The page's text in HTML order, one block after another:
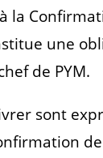
la
une
de PYM.
sont
de